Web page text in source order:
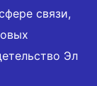
связи,
Эл